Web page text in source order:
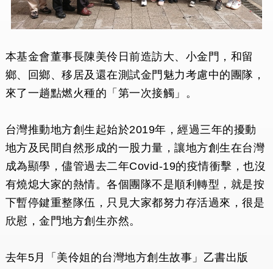
本基金會董事長陳美伶日前造訪大、小金門，和留
鄉、回鄉、移居及還在測試金門魅力考慮中的團隊，
來了一趟點燃火種的「第一次接觸」。
台灣推動地方創生起始於2019年，經過三年的擾動
地方及民間自然形成的一股力量，讓地方創生在台灣
成為顯學，儘管過去二年Covid-19的疫情衝擊，也沒
有燒熄大家的熱情。各個團隊不是順利轉型，就是按
下暫停鍵重整隊伍，只見大家都努力存活過來，很是
欣慰，金門地方創生亦然。
去年5月「美伶姐的台灣地方創生故事」乙書出版